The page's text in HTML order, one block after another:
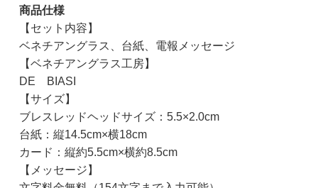
商品仕様
【セット内容】
ベネチアングラス、台紙、電報メッセージ
【ベネチアングラス工房】
DE BIASI
【サイズ】
ブレスレッドヘッドサイズ：5.5×2.0cm
台紙：縦14.5cm×横18cm
カード：縦約5.5cm×横約8.5cm
【メッセージ】